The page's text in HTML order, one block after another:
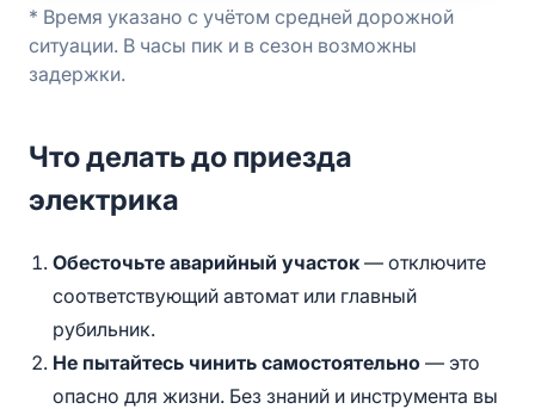
* Время указано с учётом средней дорожной
ситуации. В часы пик и в сезон возможны
задержки.
Что делать до приезда
электрика
Обесточьте аварийный участок — отключите
соответствующий автомат или главный
рубильник.
Не пытайтесь чинить самостоятельно — это
опасно для жизни. Без знаний и инструмента вы